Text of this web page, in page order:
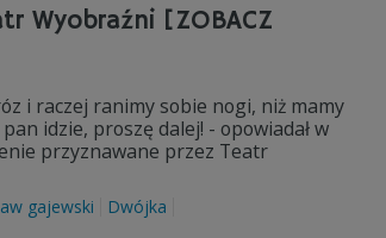
Wyobraźni [ZOBACZ
i raczej ranimy sobie nogi, niż mamy
idzie, proszę dalej! - opowiadał w
przyznawane przez Teatr
gajewski
Dwójka